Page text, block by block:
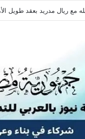
هيثم حسن.. واللاعب